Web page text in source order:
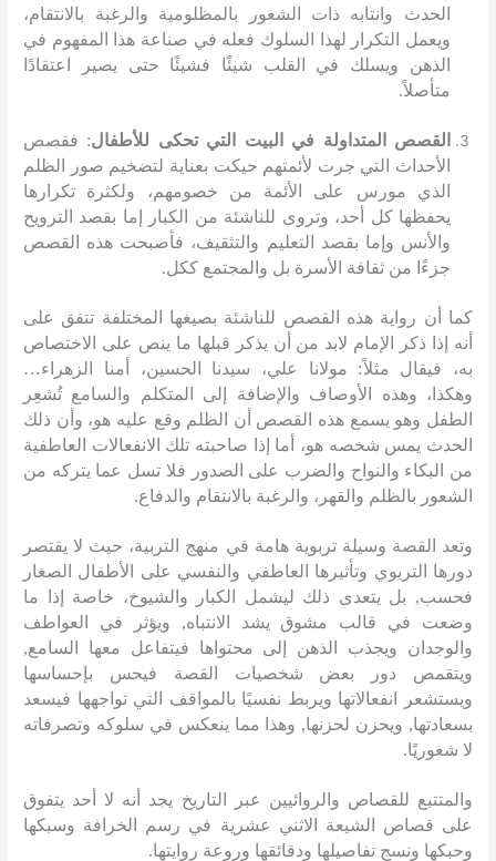
الحدث وانتابه ذات الشعور بالمظلومية والرغبة بالانتقام،
ويعمل التكرار لهذا السلوك فعله في صناعة هذا المفهوم في
الذهن ويسلك في القلب شيئًا فشيئًا حتى يصير اعتقادًا
متأصلاً.
القصص المتداولة في البيت التي تحكى للأطفال: فقصص
الأحداث التي جرت لأئمتهم حيكت بعناية لتضخيم صور الظلم
الذي مورس على الأئمة من خصومهم، ولكثرة تكرارها
يحفظها كل أحد، وتروى للناشئة من الكبار إما بقصد الترويح
والأنس وإما بقصد التعليم والتثقيف، فأصبحت هذه القصص
جزءًا من ثقافة الأسرة بل والمجتمع ككل.
كما أن رواية هذه القصص للناشئة بصيغها المختلفة تتفق على
أنه إذا ذكر الإمام لابد من أن يذكر قبلها ما ينص على الاختصاص
به، فيقال مثلاً: مولانا علي، سيدنا الحسين، أمنا الزهراء…
وهكذا، وهذه الأوصاف والإضافة إلى المتكلم والسامع تُشعِر
الطفل وهو يسمع هذه القصص أن الظلم وقع عليه هو، وأن ذلك
الحدث يمس شخصه هو، أما إذا صاحبته تلك الانفعالات العاطفية
من البكاء والنواح والضرب على الصدور فلا تسل عما يتركه من
الشعور بالظلم والقهر، والرغبة بالانتقام والدفاع.
وتعد القصة وسيلة تربوية هامة في منهج التربية، حيث لا يقتصر
دورها التربوي وتأثيرها العاطفي والنفسي على الأطفال الصغار
فحسب, بل يتعدى ذلك ليشمل الكبار والشيوخ، خاصة إذا ما
وضعت في قالب مشوق يشد الانتباه, ويؤثر في العواطف
والوجدان ويجذب الذهن إلى محتواها فيتفاعل معها السامع,
ويتقمص دور بعض شخصيات القصة فيحس بإحساسها
ويستشعر انفعالاتها ويربط نفسيًا بالمواقف التي تواجهها فيسعد
بسعادتها, ويحزن لحزنها, وهذا مما ينعكس في سلوكه وتصرفاته
لا شعوريًا.
والمتتبع للقصاص والروائيين عبر التاريخ يجد أنه لا أحد يتفوق
على قصاص الشيعة الاثني عشرية في رسم الخرافة وسبكها
وحبكها ونسج تفاصيلها ودقائقها وروعة روايتها.